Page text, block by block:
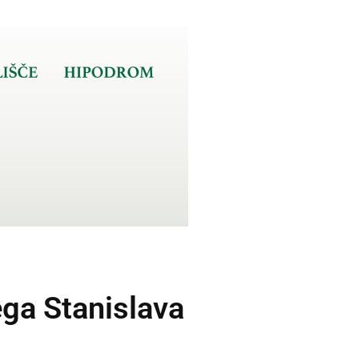
Stanislava